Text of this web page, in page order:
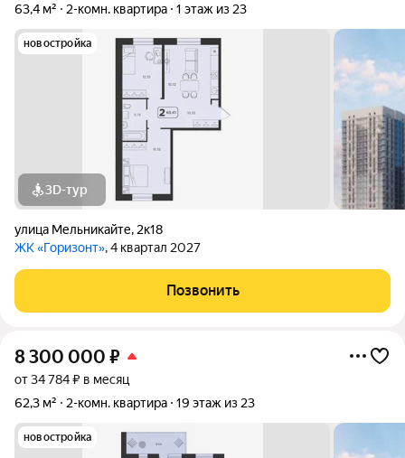
63,4 м²
2-комн. квартира 1 этаж из 23
новостройка
3D-тур
улица Мельникайте, 2к18
ЖК «Горизонт», 4 квартал 2027
Позвонить
8 300 000 ₽
от 34 784 ₽ в месяц
62,3 м²
2-комн. квартира 19 этаж из 23
новостройка